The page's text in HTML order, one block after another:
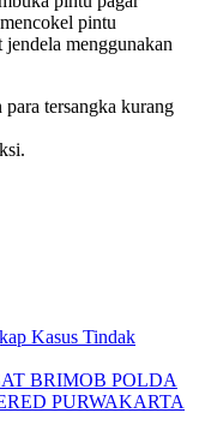
pintu
menggunakan
tersangka kurang
Kasus Tindak
BRIMOB POLDA
PURWAKARTA